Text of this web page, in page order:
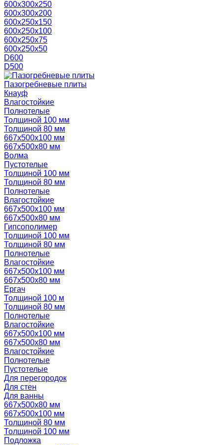
600х300х250
600х300х200
600х250х150
600х250х100
600х250х75
600х250х50
D600
D500
Пазогребневые плиты
Кнауф
Влагостойкие
Полнотелые
Толщиной 100 мм
Толщиной 80 мм
667х500х100 мм
667х500х80 мм
Волма
Пустотелые
Толщиной 100 мм
Толщиной 80 мм
Полнотелые
Влагостойкие
667х500х100 мм
667х500х80 мм
Гипсополимер
Толщиной 100 мм
Толщиной 80 мм
Полнотелые
Влагостойкие
667х500х100 мм
667х500х80 мм
Ергач
Толщиной 100 м
Толщиной 80 мм
Полнотелые
Влагостойкие
667х500х100 мм
667х500х80 мм
Влагостойкие
Полнотелые
Пустотелые
Для перегородок
Для стен
Для ванны
667х500х80 мм
667х500х100 мм
Толщиной 80 мм
Толщиной 100 мм
Подложка